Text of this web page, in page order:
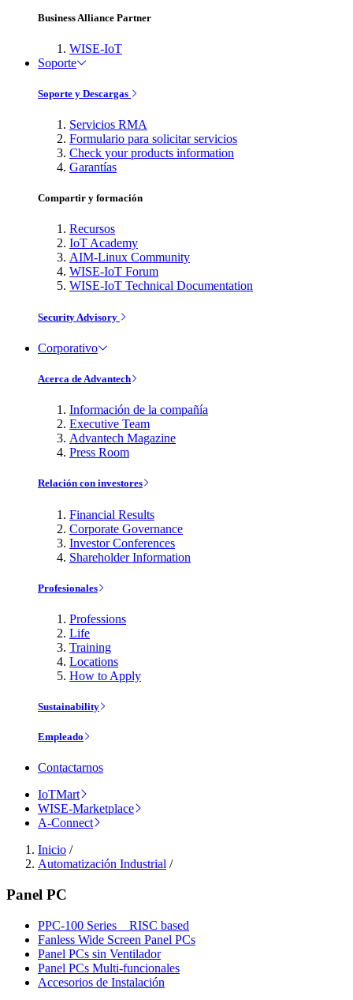
Business Alliance Partner
WISE-IoT
Soporte
Soporte y Descargas
Servicios RMA
Formulario para solicitar servicios
Check your products information
Garantías
Compartir y formación
Recursos
IoT Academy
AIM-Linux Community
WISE-IoT Forum
WISE-IoT Technical Documentation
Security Advisory
Corporativo
Acerca de Advantech
Información de la compañía
Executive Team
Advantech Magazine
Press Room
Relación con investores
Financial Results
Corporate Governance
Investor Conferences
Shareholder Information
Profesionales
Professions
Life
Training
Locations
How to Apply
Sustainability
Empleado
Contactarnos
IoTMart
WISE-Marketplace
A-Connect
Inicio /
Automatización Industrial /
Panel PC
PPC-100 Series _ RISC based
Fanless Wide Screen Panel PCs
Panel PCs sin Ventilador
Panel PCs Multi-funcionales
Accesorios de Instalación